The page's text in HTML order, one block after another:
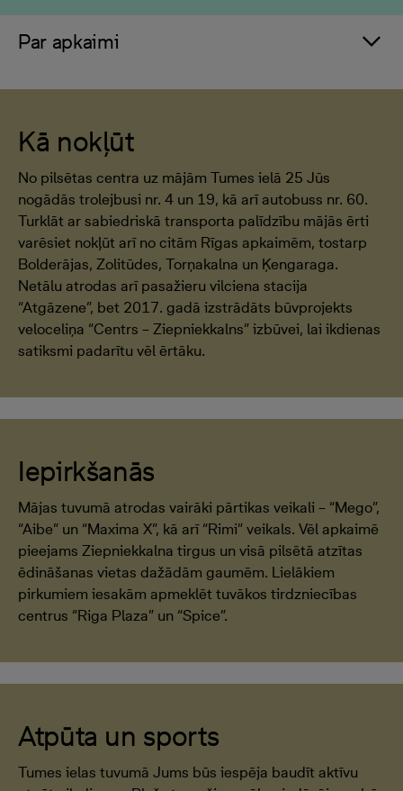
Par apkaimi
Kā nokļūt
No pilsētas centra uz mājām Tumes ielā 25 Jūs
nogādās trolejbusi nr. 4 un 19, kā arī autobuss nr. 60.
Turklāt ar sabiedriskā transporta palīdzību mājās ērti
varēsiet nokļūt arī no citām Rīgas apkaimēm, tostarp
Bolderājas, Zolitūdes, Torņakalna un Ķengaraga.
Netālu atrodas arī pasažieru vilciena stacija
“Atgāzene”, bet 2017. gadā izstrādāts būvprojekts
veloceliņa “Centrs – Ziepniekkalns” izbūvei, lai ikdienas
satiksmi padarītu vēl ērtāku.
Iepirkšanās
Mājas tuvumā atrodas vairāki pārtikas veikali – “Mego”,
“Aibe” un “Maxima X”, kā arī “Rimi” veikals. Vēl apkaimē
pieejams Ziepniekkalna tirgus un visā pilsētā atzītas
ēdināšanas vietas dažādām gaumēm. Lielākiem
pirkumiem iesakām apmeklēt tuvākos tirdzniecības
centrus “Riga Plaza” un “Spice”.
Atpūta un sports
Tumes ielas tuvumā Jums būs iespēja baudīt aktīvu